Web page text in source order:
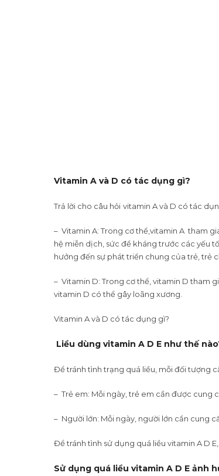
Vitamin A và D có tác dụng gì?
Trả lời cho câu hỏi vitamin A và D có tác
– Vitamin A: Trong cơ thể,vitamin A tham
hệ miễn dịch, sức đề kháng trước các yếu
hưởng đến sự phát triển chung của trẻ, trẻ
– Vitamin D: Trong cơ thể, vitamin D tham
vitamin D có thể gây loãng xương.
Vitamin A và D có tác dụng gì?
Liều dùng vitamin A D E như thế
Để tránh tình trạng quá liều, mỗi đối tượng
– Trẻ em: Mỗi ngày, trẻ em cần được cung
– Người lớn: Mỗi ngày, người lớn cần cung
Để tránh tình sử dụng quá liều vitamin A D
Sử dụng quá liều vitamin A D E ảnh